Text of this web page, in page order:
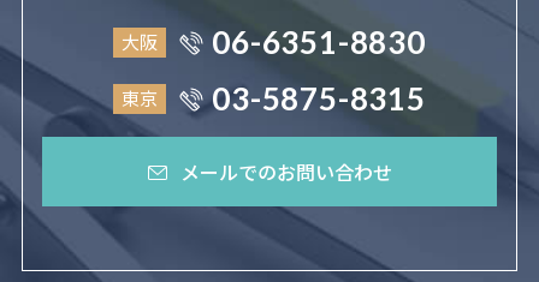
大阪 06-6351-8830
東京 03-5875-8315
メールでのお問い合わせ